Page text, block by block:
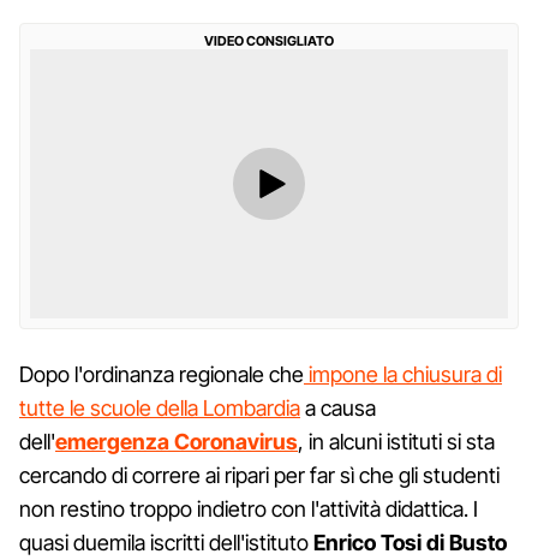
VIDEO CONSIGLIATO
Dopo l'ordinanza regionale cheimpone la chiusura di
tutte le scuole della Lombardiaa causa
dell'emergenza Coronavirus, in alcuni istituti si sta
cercando di correre ai ripari per far sì che gli studenti
non restino troppo indietro con l'attività didattica. I
quasi duemila iscritti dell'istitutoEnrico Tosi di Busto